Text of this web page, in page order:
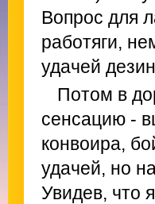
Вопрос для
работяги,
удачей
Потом в
сенсацию -
конвоира,
удачей, но
Увидев, что